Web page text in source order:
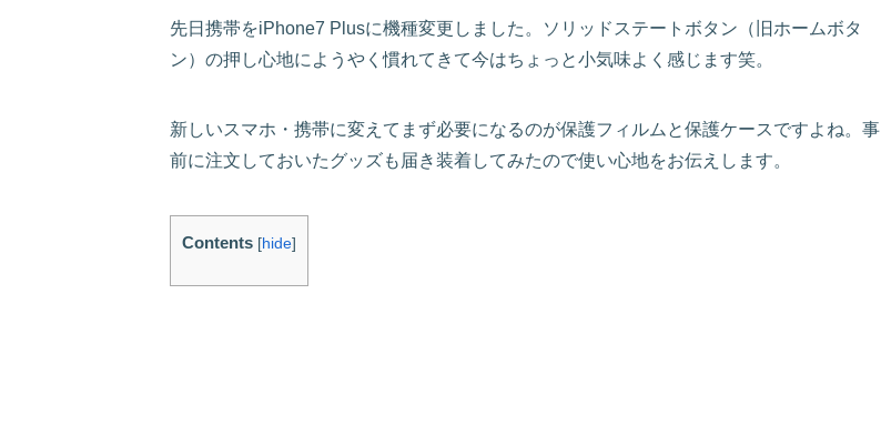
先日携帯をiPhone7 Plusに機種変更しました。ソリッドステートボタン（旧ホームボタ
ン）の押し心地にようやく慣れてきて今はちょっと小気味よく感じます笑。
新しいスマホ・携帯に変えてまず必要になるのが保護フィルムと保護ケースですよね。事
前に注文しておいたグッズも届き装着してみたので使い心地をお伝えします。
Contents [hide]